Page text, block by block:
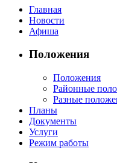
Главная
Новости
Афиша
Положения
Положения
Районные
Разные
Планы
Документы
Услуги
Режим работы